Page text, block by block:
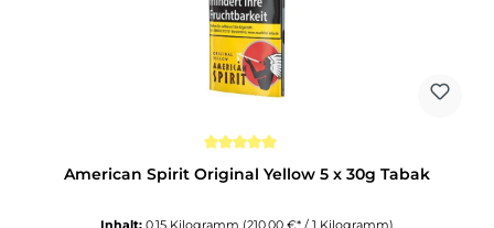
American Spirit Original Yellow 5 x 30g Tabak
Inhalt: 0.15 Kilogramm (210,00 €* / 1 Kilogramm)